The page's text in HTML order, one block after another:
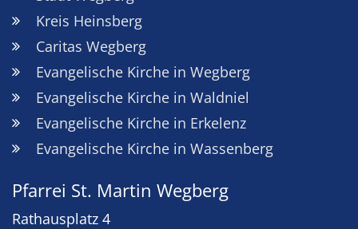
Kreis Heinsberg
Caritas Wegberg
Evangelische Kirche in Wegberg
Evangelische Kirche in Waldniel
Evangelische Kirche in Erkelenz
Evangelische Kirche in Wassenberg
Pfarrei St. Martin Wegberg
Rathausplatz 4